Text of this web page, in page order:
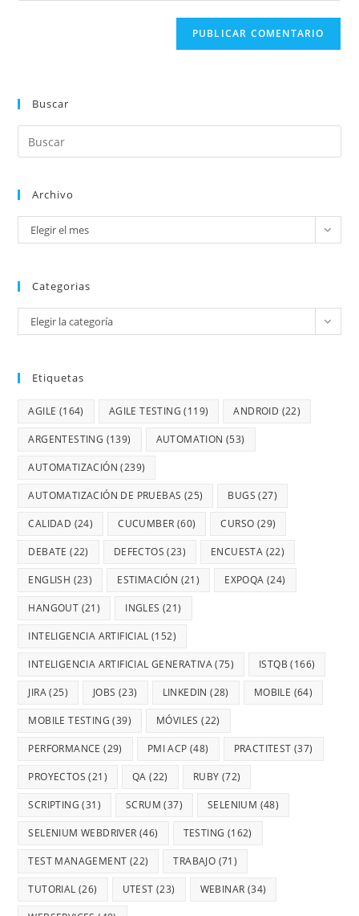
Buscar
Archivo
Elegir el mes
Categorias
Elegir la categoría
Etiquetas
AGILE (164) AGILE TESTING (119) ANDROID (22)
ARGENTESTING (139) AUTOMATION (53)
AUTOMATIZACIÓN (239)
AUTOMATIZACIÓN DE PRUEBAS (25) BUGS (27)
CALIDAD (24) CUCUMBER (60) CURSO (29)
DEBATE (22) DEFECTOS (23) ENCUESTA (22)
ENGLISH (23) ESTIMACIÓN (21) EXPOQA (24)
HANGOUT (21) INGLES (21)
INTELIGENCIA ARTIFICIAL (152)
INTELIGENCIA ARTIFICIAL GENERATIVA(75) ISTQB (166)
JIRA(25) JOBS (23) LINKEDIN (28) MOBILE (64)
MOBILE TESTING (39) MÓVILES (22)
PERFORMANCE (29) PMI ACP (48) PRACTITEST (37)
PROYECTOS (21) QA (22) RUBY (72)
SCRIPTING (31) SCRUM (37) SELENIUM (48)
SELENIUM WEBDRIVER (46) TESTING (162)
TEST MANAGEMENT (22) TRABAJO (71)
TUTORIAL (26) UTEST (23) WEBINAR (34)